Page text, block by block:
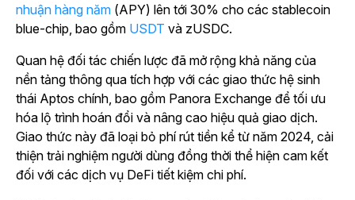
nhuận hàng năm (APY) lên tới 30% cho các stablecoin
blue-chip, bao gồm USDT và zUSDC.
Quan hệ đối tác chiến lược đã mở rộng khả năng của
nền tảng thông qua tích hợp với các giao thức hệ sinh
thái Aptos chính, bao gồm Panora Exchange để tối ưu
hóa lộ trình hoán đổi và nâng cao hiệu quả giao dịch.
Giao thức này đã loại bỏ phí rút tiền kể từ năm 2024, cải
thiện trải nghiệm người dùng đồng thời thể hiện cam kết
đối với các dịch vụ DeFi tiết kiệm chi phí.